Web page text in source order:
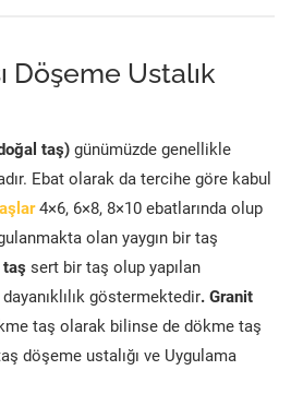
Döşeme Ustalık
taş) günümüzde genellikle
Ebat olarak da tercihe göre kabul
4×6, 6×8, 8×10 ebatlarında olup
olan yaygın bir taş
taş sert bir taş olup yapılan
göstermektedir. Granit
taş olarak bilinse de dökme taş
döşeme ustalığı ve Uygulama